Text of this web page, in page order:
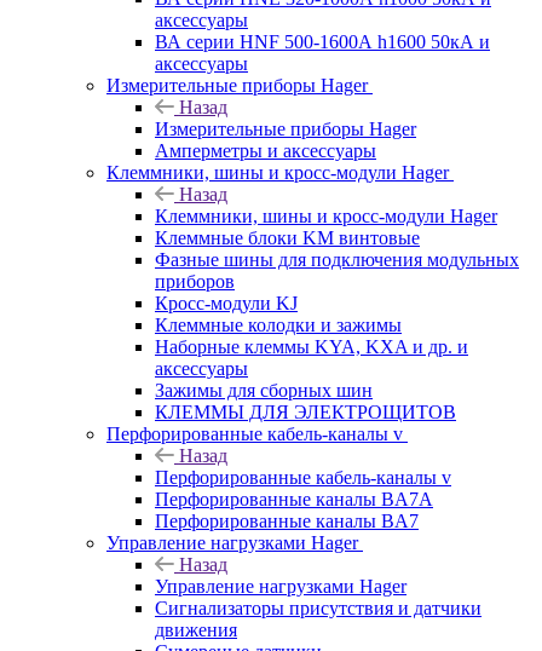
аксессуары
ВА серии HNF 500-1600А h1600 50кА и
аксессуары
Измерительные приборы Hager
Назад
Измерительные приборы Hager
Амперметры и аксессуары
Клеммники, шины и кросс-модули Hager
Назад
Клеммники, шины и кросс-модули Hager
Клеммные блоки KM винтовые
Фазные шины для подключения модульных
приборов
Кросс-модули KJ
Клеммные колодки и зажимы
Наборные клеммы KYA, KXA и др. и
аксессуары
Зажимы для сборных шин
КЛЕММЫ ДЛЯ ЭЛЕКТРОЩИТОВ
Перфорированные кабель-каналы v
Назад
Перфорированные кабель-каналы v
Перфорированные каналы BA7A
Перфорированные каналы BA7
Управление нагрузками Hager
Назад
Управление нагрузками Hager
Сигнализаторы присутствия и датчики
движения